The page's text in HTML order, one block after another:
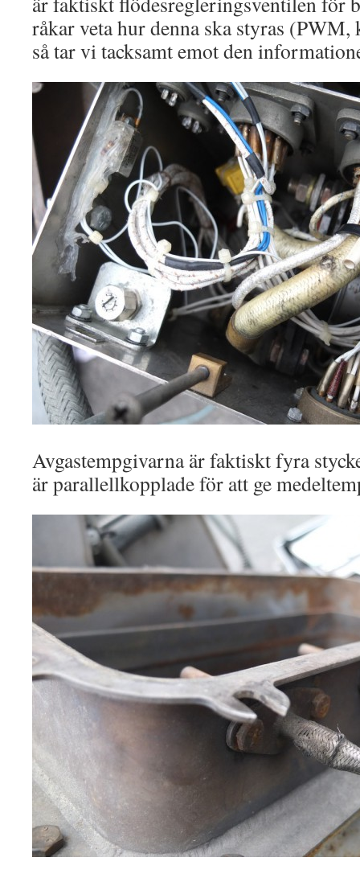
råkar veta hur denna ska styras
så tar vi tacksamt emot den
Avgastempgivarna är faktiskt fyra
är parallellkopplade för att ge